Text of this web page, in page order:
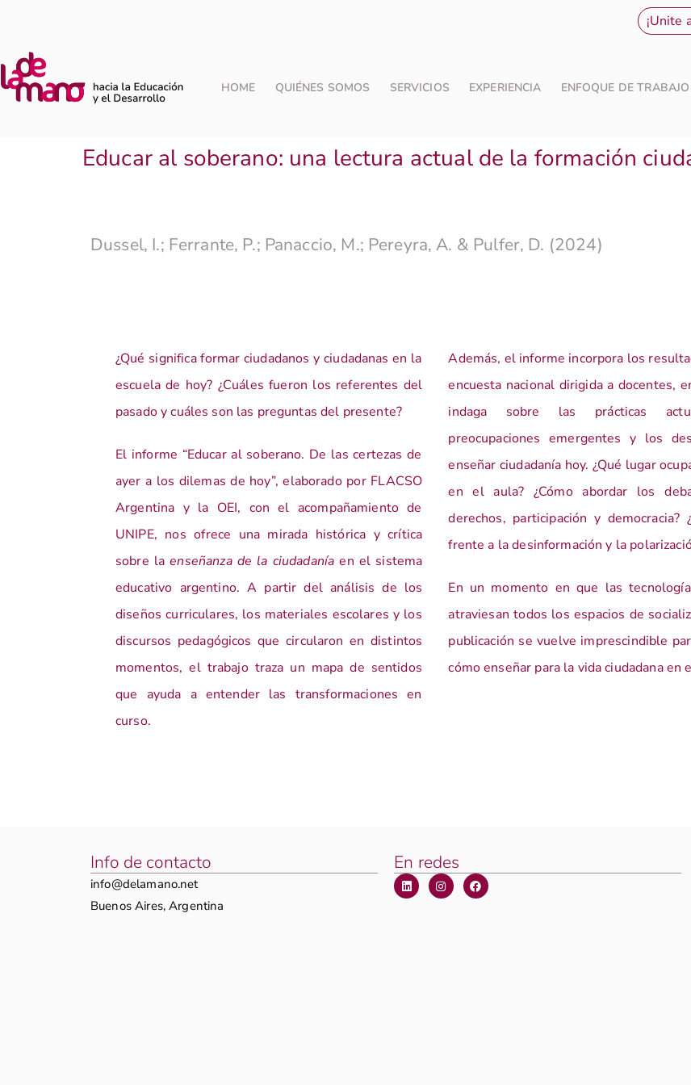
¡Unite
HOME QUIÉNES SOMOS SERVICIOS EXPERIENCIA ENFOQUE DE TRABAJO
Educar al soberano: una lectura actual de la formación
Dussel, I.; Ferrante, P.; Panaccio, M.; Pereyra, A. & Pulfer, D. (2024)
¿Qué significa formar ciudadanos y ciudadanas en la
escuela de hoy? ¿Cuáles fueron los referentes del
pasado y cuáles son las preguntas del presente?
El informe “Educar al soberano. De las certezas de
ayer a los dilemas de hoy”, elaborado por FLACSO
Argentina y la OEI, con el acompañamiento de
UNIPE, nos ofrece una mirada histórica y crítica
sobre laenseñanza de la ciudadaníaen el sistema
educativo argentino. A partir del análisis de los
diseños curriculares, los materiales escolares y los
discursos pedagógicos que circularon en distintos
momentos, el trabajo traza un mapa de sentidos
que ayuda a entender las transformaciones en
curso.
Además, el informe incorpora los
encuesta nacional dirigida a docentes,
indaga sobre las prácticas
preocupaciones emergentes y los
enseñar ciudadanía hoy. ¿Qué lugar
en el aula? ¿Cómo abordar los
derechos, participación y democracia?
frente a la desinformación y la
En un momento en que las
atraviesan todos los espacios de
publicación se vuelve imprescindible
cómo enseñar para la vida ciudadana en
Info de contacto
info@delamano.net
Buenos Aires, Argentina
En redes